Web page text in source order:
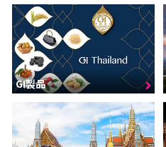
GI製品